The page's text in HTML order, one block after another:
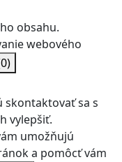
obsahu.
webového
skontaktovať sa s
vylepšiť.
umožňujú
a pomôcť vám